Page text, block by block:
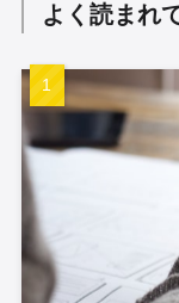
よく読まれ